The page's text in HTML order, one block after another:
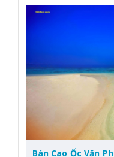
Bán Cao Ốc Văn